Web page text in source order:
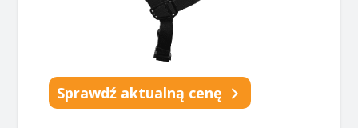
Sprawdź aktualną cenę